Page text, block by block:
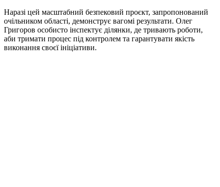
Наразі цей масштабний безпековий проєкт, запропонований
очільником області, демонструє вагомі результати. Олег
Григоров особисто інспектує ділянки, де тривають роботи,
аби тримати процес під контролем та гарантувати якість
виконання своєї ініціативи.